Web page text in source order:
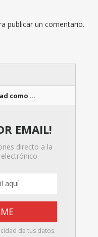
publicar un comentario.
como …
EMAIL!
directo a la
de tus datos.